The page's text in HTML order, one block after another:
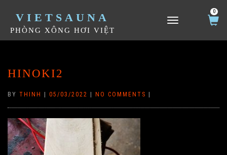
VIETSAUNA
PHÒNG XÔNG HƠI VIỆT
TOGGLE NAVIGATION
0
HINOKI2
BY THINH 05/03/2022 NO COMMENTS